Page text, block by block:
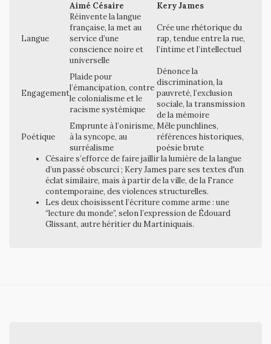
Aimé Césaire
Kery James
Langue
Réinvente la langue
française, la met au
service d’une
conscience noire et
universelle
Crée une rhétorique du
rap, tendue entre la rue,
l’intime et l’intellectuel
Engagement
Plaide pour
l’émancipation, contre
le colonialisme et le
racisme systémique
Dénonce la
discrimination, la
pauvreté, l’exclusion
sociale, la transmission
de la mémoire
Poétique
Emprunte à l’onirisme,
à la syncope, au
surréalisme
Mêle punchlines,
références historiques,
poésie brute
Césaire s’efforce de faire jaillir la lumière de la langue
d’un passé obscurci ; Kery James pare ses textes d'un
éclat similaire, mais à partir de la ville, de la France
contemporaine, des violences structurelles.
Les deux choisissent l’écriture comme arme : une
“lecture du monde”, selon l’expression de Édouard
Glissant, autre héritier du Martiniquais.